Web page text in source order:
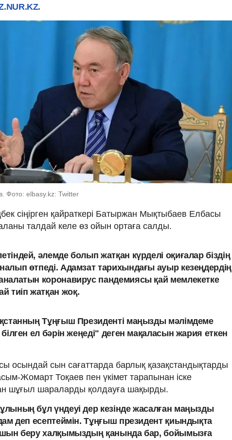
Фото: elbasy.kz: Twitter
сіңірген қайраткері Батыржан Мықтыбаев Елбасы
талдай келе өз ойын ортаға салды.
әлемде болып жатқан күрделі оқиғалар біздің
өтпеді. Адамзат тарихындағы ауыр кезеңдердің
коронавирус пандемиясы қай мемлекетке
тиіп жатқан жоқ.
Тұңғыш Президенті маңызды мәлімдеме
ел бәрін жеңеді" деген мақаласын жария еткен
осындай сын сағаттарда барлық қазақстандықтарды
Жомарт Тоқаев пен үкімет тарапынан іске
шұғыл шараларды қолдауға шақырды.
бұл үндеуі дер кезінде жасалған маңызды
деп есептеймін. Тұңғыш президент қиындықта
беру халқымыздың қанында бар, бойымызға